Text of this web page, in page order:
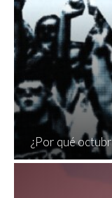
¿Por qué